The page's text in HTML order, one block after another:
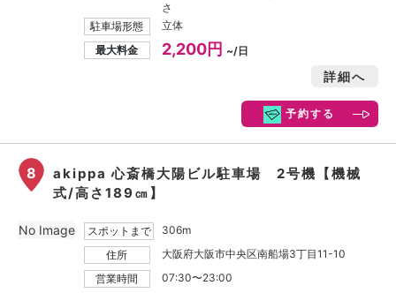
さ
駐車場形態
立体
最大料金
2,200円 ~/日
詳細へ
予約する
8
akippa 心斎橋大陽ビル駐車場 2号機【機械
式/高さ189㎝】
スポットまで
306m
住所
大阪府大阪市中央区南船場3丁目11-10
営業時間
07:30〜23:00
No Image